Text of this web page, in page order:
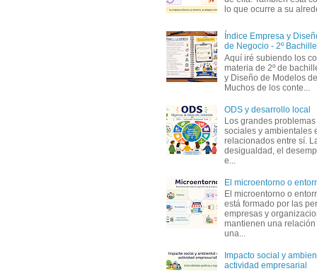
lo que ocurre a su
Índice Empresa y
de Negocio - 2º
Aquí iré subiendo los
materia de 2º de
y Diseño de Modelos
Muchos de los conte...
ODS y desarrollo local
Los grandes
sociales y ambientales
relacionados entre sí.
desigualdad, el
e...
El microentorno o
El microentorno o
está formado por las
empresas y
mantienen una
una...
Impacto social y
actividad empresarial